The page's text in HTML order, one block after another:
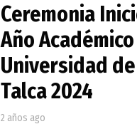
Ceremonia
Año Académico
Universidad de
Talca 2024
2 años ago